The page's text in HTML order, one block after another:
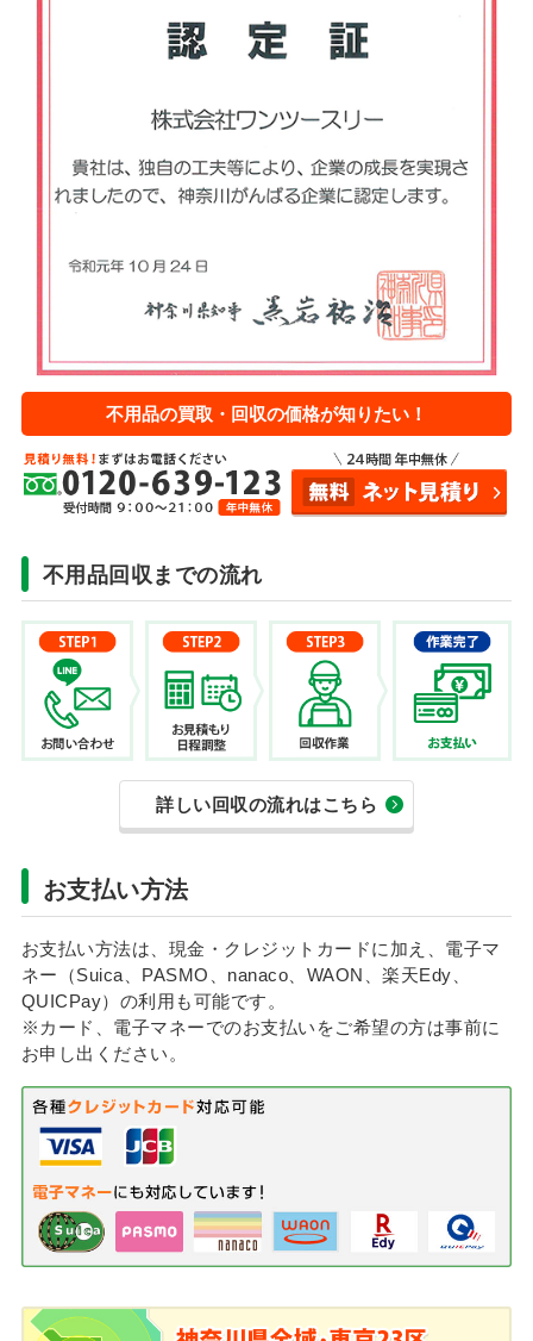
不用品の買取・回収の価格が知りたい！
不用品回収までの流れ
詳しい回収の流れはこちら
お支払い方法
お支払い方法は、現金・クレジットカードに加え、電子マ
ネー（Suica、PASMO、nanaco、WAON、楽天Edy、
QUICPay）の利用も可能です。
※カード、電子マネーでのお支払いをご希望の方は事前に
お申し出ください。